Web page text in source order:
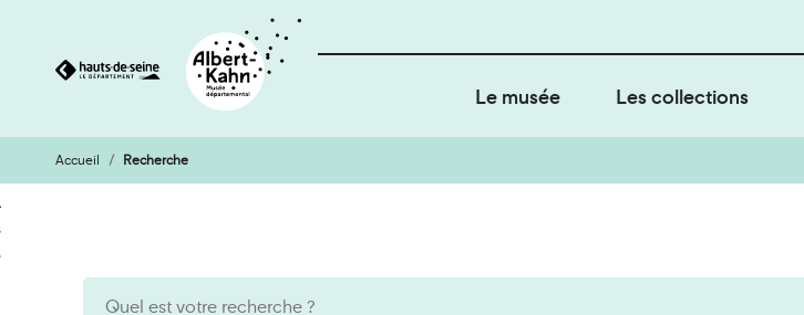
Aller
au
contenu
Aller
à
la
Le musée Les collections
Accueil Recherche